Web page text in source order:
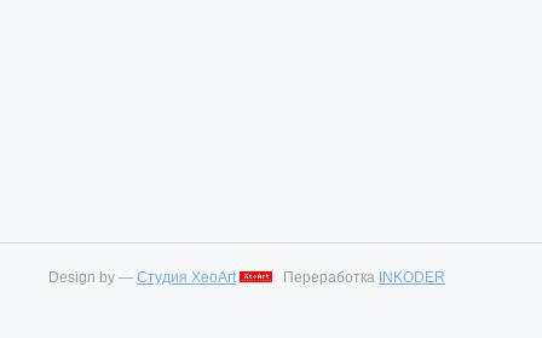
Design by — Студия XeoArt Переработка INKODER